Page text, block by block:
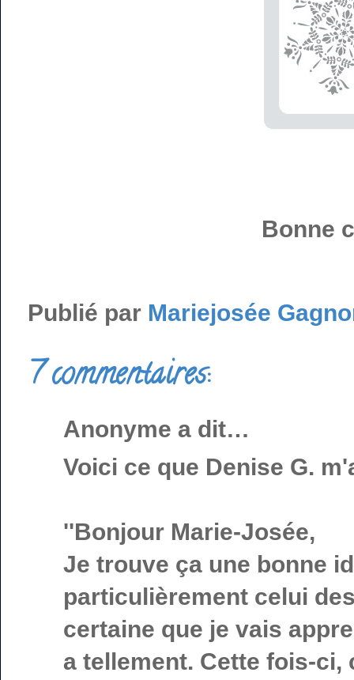
Bonne
Publié par Mariejosée
7 commentaires:
Anonyme a dit…
Voici ce que Denise G.
''Bonjour Marie-Josée,
Je trouve ça une bonne
particulièrement celui
certaine que je vais
a tellement. Cette fois-ci,